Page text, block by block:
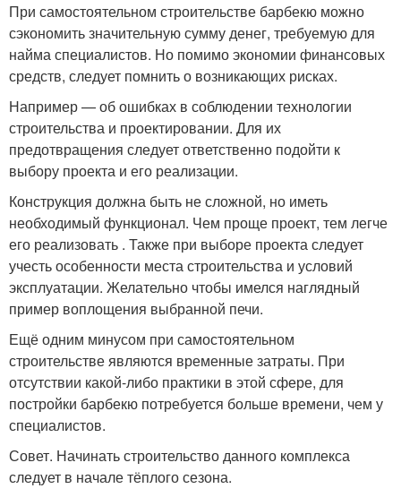
При самостоятельном строительстве барбекю можно
сэкономить значительную сумму денег, требуемую для
найма специалистов. Но помимо экономии финансовых
средств, следует помнить о возникающих рисках.
Например — об ошибках в соблюдении технологии
строительства и проектировании. Для их
предотвращения следует ответственно подойти к
выбору проекта и его реализации.
Конструкция должна быть не сложной, но иметь
необходимый функционал. Чем проще проект, тем легче
его реализовать . Также при выборе проекта следует
учесть особенности места строительства и условий
эксплуатации. Желательно чтобы имелся наглядный
пример воплощения выбранной печи.
Ещё одним минусом при самостоятельном
строительстве являются временные затраты. При
отсутствии какой-либо практики в этой сфере, для
постройки барбекю потребуется больше времени, чем у
специалистов.
Совет. Начинать строительство данного комплекса
следует в начале тёплого сезона.